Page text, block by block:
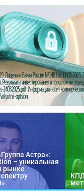
Астра»:
– уникальная
рынке